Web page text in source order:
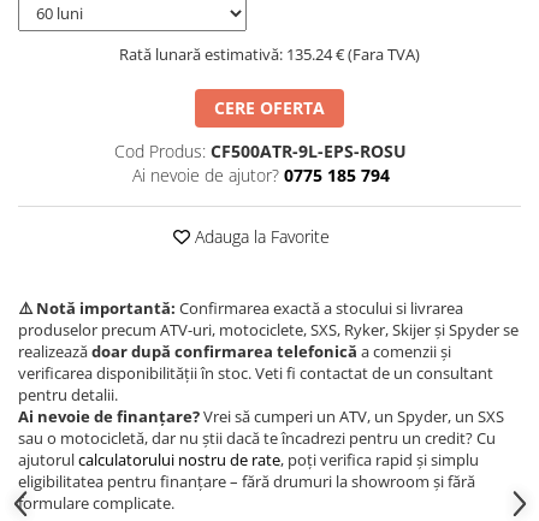
Rată lunară estimativă: 135.24 € (Fara TVA)
CERE OFERTA
Cod Produs: CF500ATR-9L-EPS-ROSU
Ai nevoie de ajutor? 0775 185 794
Adauga la Favorite
⚠️ Notă importantă: Confirmarea exactă a stocului si livrarea
produselor precum ATV-uri, motociclete, SXS, Ryker, Skijer și Spyder se
realizeazădoar după confirmarea telefonică a comenzii și
verificarea disponibilității în stoc. Veti fi contactat de un consultant
pentru detalii.
Ai nevoie de finanțare?Vrei să cumperi un ATV, un Spyder, un SXS
sau o motocicletă, dar nu știi dacă te încadrezi pentru un credit? Cu
ajutorulcalculatorului nostru de rate, poți verifica rapid și simplu
eligibilitatea pentru finanțare – fără drumuri la showroom și fără
formulare complicate.